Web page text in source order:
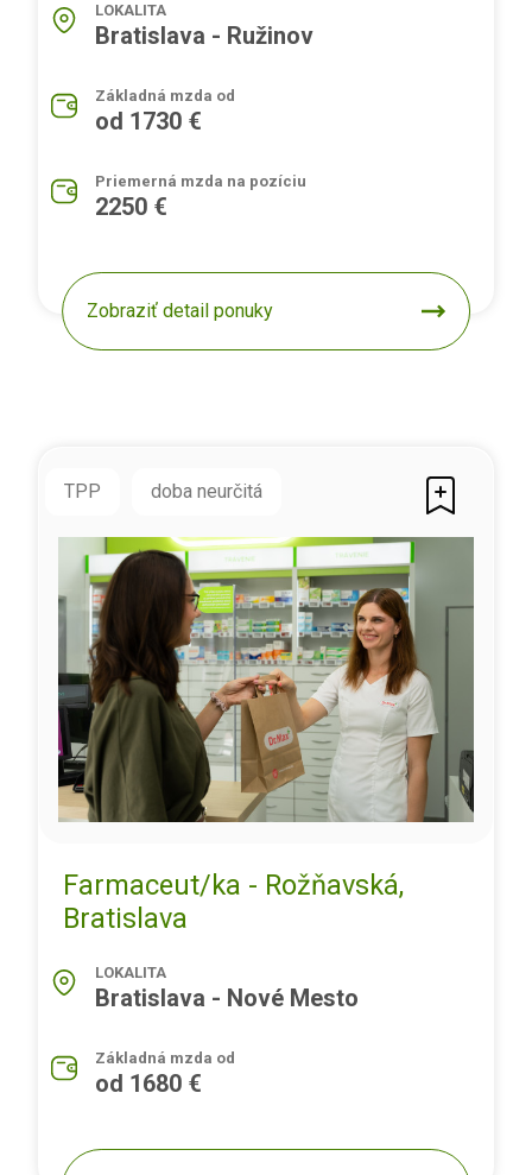
LOKALITA
Bratislava - Ružinov
Základná mzda od
od 1730 €
Priemerná mzda na pozíciu
2250 €
Zobraziť detail ponuky
TPP doba neurčitá
Farmaceut/ka - Rožňavská,
Bratislava
LOKALITA
Bratislava - Nové Mesto
Základná mzda od
od 1680 €